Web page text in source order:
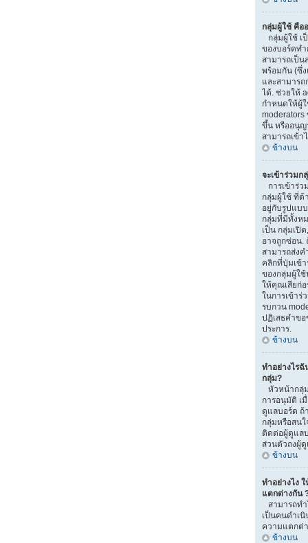
กลุ่มผู้ใช้ คือ
กลุ่มผู้ใช้ เ
ของบอร์ดท
สามารถเป็
พร้อมกัน (ซึ่
และสามาร
ได้. ช่วยให้
กำหนดให้ผู้
moderators
ขึ้น หรืออนุญ
สามารถเข้า
ข้างบน
จะเข้าร่วมก
การเข้าร่ว
กลุ่มผู้ใช้ ที่ด้
อยู่กับรูปแบ
กลุ่มที่มีทั้งห
เป็น กลุ่มเปิ
อาจถูกซ่อน.
สามารถส่งค
คลิกที่ปุ่มเข้
ของกลุ่มผู้ใ
ให้คุณเสียก่อ
ในการเข้าร่
รบกวน
ปฏิเสธคำข
ประการ.
ข้างบน
ทำอย่างไรฉั
กลุ่ม?
หัวหน้ากลุ่
การอนุมัติ เ
ดูแลบอร์ด ถ้
กลุ่มหรือสน
ติดต่อผู้ดูแล
ส่วนตัวถงผู้
ข้างบน
ทำอย่างไง
แตกต่างกัน
สามารถท
เป็นคนดำเนิ
ความแตกต่
ข้างบน